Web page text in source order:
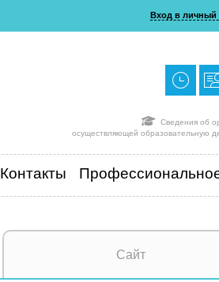
Вход в личный
Сведения об
осуществляющей образовательную
Контакты
Сайт